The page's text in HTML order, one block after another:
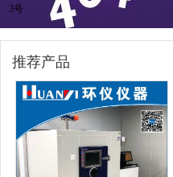
3号
推荐产品